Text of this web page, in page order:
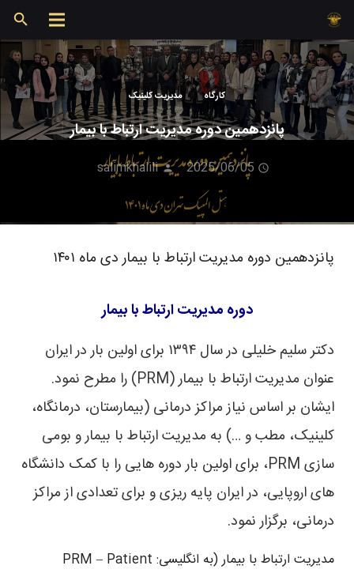
پانزدهمین دوره مدیریت ارتباط با بیمار
2025/06/05
salimkhalili
کارگاه مدیریت کلینیک
پانزدهمین دوره مدیریت ارتباط با بیمار دی ماه ۱۴۰۱
دوره مدیریت ارتباط با بیمار
دکتر سلیم خلیلی در سال ۱۳۹۴ برای اولین بار در ایران
عنوان مدیریت ارتباط با بیمار (PRM) را مطرح نمود.
ایشان بر اساس نیاز مراکز درمانی (بیمارستان، درمانگاه،
کلینیک، مطب و …) به مدیریت ارتباط با بیمار و بومی
سازی PRM، برای اولین بار دوره هایی را با کمک دانشگاه
های اروپایی، در ایران پایه ریزی و برای تعدادی از مراکز
درمانی، برگزار نمود.
مدیریت ارتباط با بیمار (به انگلیسی: PRM – Patient